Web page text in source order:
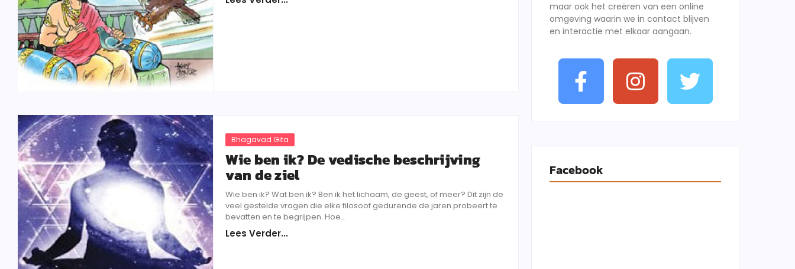
Bhagavad Gita
Wie ben ik? De vedische beschrijving
van de ziel
Wie ben ik? Wat ben ik? Ben ik het lichaam, de geest, of meer? Dit zijn de
veel gestelde vragen die elke filosoof gedurende de jaren probeert te
bevatten en te begrijpen. Hoe...
Lees Verder...
maar ook het creëren van een online
omgeving waarin we in contact blijven
en interactie met elkaar aangaan.
Facebook